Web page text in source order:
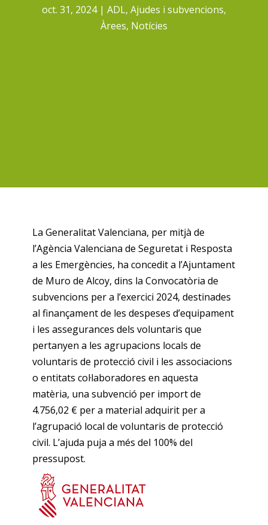
oct. 31, 2024 ADL, Ajudes i subvencions,
Àrees, Notícies
La Generalitat Valenciana, per mitjà de
l’Agència Valenciana de Seguretat i Resposta
a les Emergències, ha concedit a l’Ajuntament
de Muro de Alcoy, dins la Convocatòria de
subvencions per a l’exercici 2024, destinades
al finançament de les despeses d’equipament
i les assegurances dels voluntaris que
pertanyen a les agrupacions locals de
voluntaris de protecció civil i les associacions
o entitats col·laboradores en aquesta
matèria, una subvenció per import de
4.756,02 € per a material adquirit per a
l’agrupació local de voluntaris de protecció
civil. L’ajuda puja a més del 100% del
pressupost.